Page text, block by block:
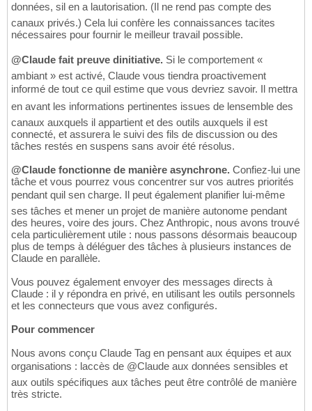
données, sil en a lautorisation. (Il ne rend pas compte des
canaux privés.) Cela lui confère les connaissances tacites
nécessaires pour fournir le meilleur travail possible.
@Claude fait preuve dinitiative. Si le comportement «
ambiant » est activé, Claude vous tiendra proactivement
informé de tout ce quil estime que vous devriez savoir. Il mettra
en avant les informations pertinentes issues de lensemble des
canaux auxquels il appartient et des outils auxquels il est
connecté, et assurera le suivi des fils de discussion ou des
tâches restés en suspens sans avoir été résolus.
@Claude fonctionne de manière asynchrone. Confiez-lui une
tâche et vous pourrez vous concentrer sur vos autres priorités
pendant quil sen charge. Il peut également planifier lui-même
ses tâches et mener un projet de manière autonome pendant
des heures, voire des jours. Chez Anthropic, nous avons trouvé
cela particulièrement utile : nous passons désormais beaucoup
plus de temps à déléguer des tâches à plusieurs instances de
Claude en parallèle.
Vous pouvez également envoyer des messages directs à
Claude : il y répondra en privé, en utilisant les outils personnels
et les connecteurs que vous avez configurés.
Pour commencer
Nous avons conçu Claude Tag en pensant aux équipes et aux
organisations : laccès de @Claude aux données sensibles et
aux outils spécifiques aux tâches peut être contrôlé de manière
très stricte.